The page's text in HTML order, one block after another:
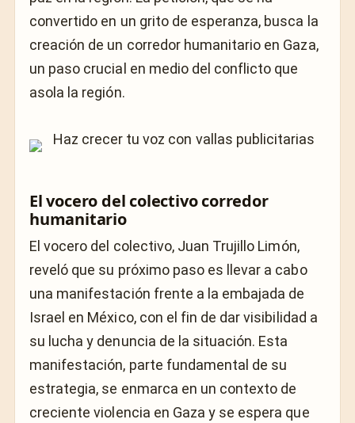
convertido en un grito de esperanza, busca la
creación de un corredor humanitario en Gaza,
un paso crucial en medio del conflicto que
asola la región.
El vocero del colectivo corredor
humanitario
El vocero del colectivo, Juan Trujillo Limón,
reveló que su próximo paso es llevar a cabo
una manifestación frente a la embajada de
Israel en México, con el fin de dar visibilidad a
su lucha y denuncia de la situación. Esta
manifestación, parte fundamental de su
estrategia, se enmarca en un contexto de
creciente violencia en Gaza y se espera que